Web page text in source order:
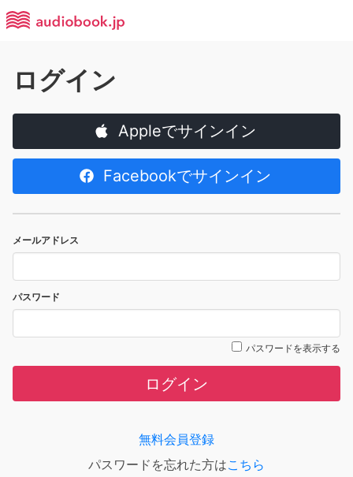
ログイン
Appleでサインイン
Facebookでサインイン
メールアドレス
パスワード
パスワードを表示する
ログイン
無料会員登録
パスワードを忘れた方はこちら